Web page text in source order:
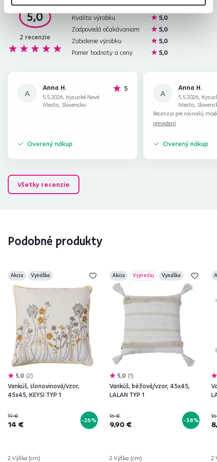
5,0
2 recenzie
Jednoduchosť montáže
5,0
Kvalita výrobku
5,0
Zodpovedá očakávaniam
5,0
Zabalenie výrobku
5,0
Pomer hodnoty a ceny
5,0
A
Anna H.
5.5.2026, Kysucké Nové
Mesto, Slovensko
5hviezdičiek
Overený nákup
A
Anna H.
5.5.2026,
Mesto,
Recenzia pre rovnaký
prevedení.
Overený nákup
Všetky recenzie
Podobné produkty
Akcia Vynáška
5,0 2
Vankúš, slonovinová/vzor,
45x45, KEYSI TYP 1
19 €
14 € -26%
2 Výška (cm)
Akcia Výpredaj Vynáška
5,0 1
Vankúš, béžová/vzor, 45x45,
LALAN TYP 1
16 €
9,90 € -38%
2 Výška (cm) 2